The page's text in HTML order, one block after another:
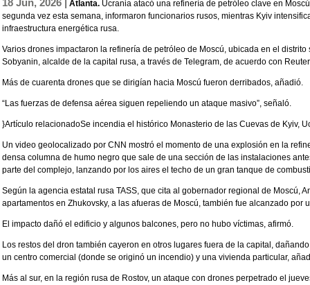
18 Jun, 2026 | Atlanta. Ucrania atacó una refinería de petróleo clave en
segunda vez esta semana, informaron funcionarios rusos, mientras Kyiv
infraestructura energética rusa.
Varios drones impactaron la refinería de petróleo de Moscú, ubicada en el
Sobyanin, alcalde de la capital rusa, a través de Telegram, de acuerdo con
Más de cuarenta drones que se dirigían hacia Moscú fueron derribados, añadió.
“Las fuerzas de defensa aérea siguen repeliendo un ataque masivo”, señaló.
}Artículo relacionadoSe incendia el histórico Monasterio de las Cuevas de Kyiv,
Un video geolocalizado por CNN mostró el momento de una explosión en la
densa columna de humo negro que sale de una sección de las instalaciones
parte del complejo, lanzando por los aires el techo de un gran tanque de
Según la agencia estatal rusa TASS, que cita al gobernador regional de Moscú,
apartamentos en Zhukovsky, a las afueras de Moscú, también fue alcanzado por
El impacto dañó el edificio y algunos balcones, pero no hubo víctimas, afirmó.
Los restos del dron también cayeron en otros lugares fuera de la capital,
un centro comercial (donde se originó un incendio) y una vivienda particular,
Más al sur, en la región rusa de Rostov, un ataque con drones perpetrado el